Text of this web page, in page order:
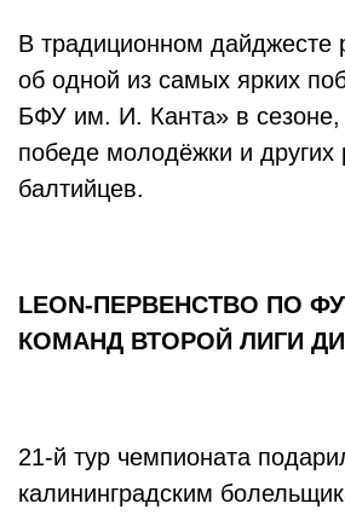
В традиционном дайджесте
об одной из самых ярких
БФУ им. И. Канта» в сезоне,
победе молодёжки и других
балтийцев.
LEON-ПЕРВЕНСТВО ПО
КОМАНД ВТОРОЙ ЛИГИ
21-й тур чемпионата
калининградским